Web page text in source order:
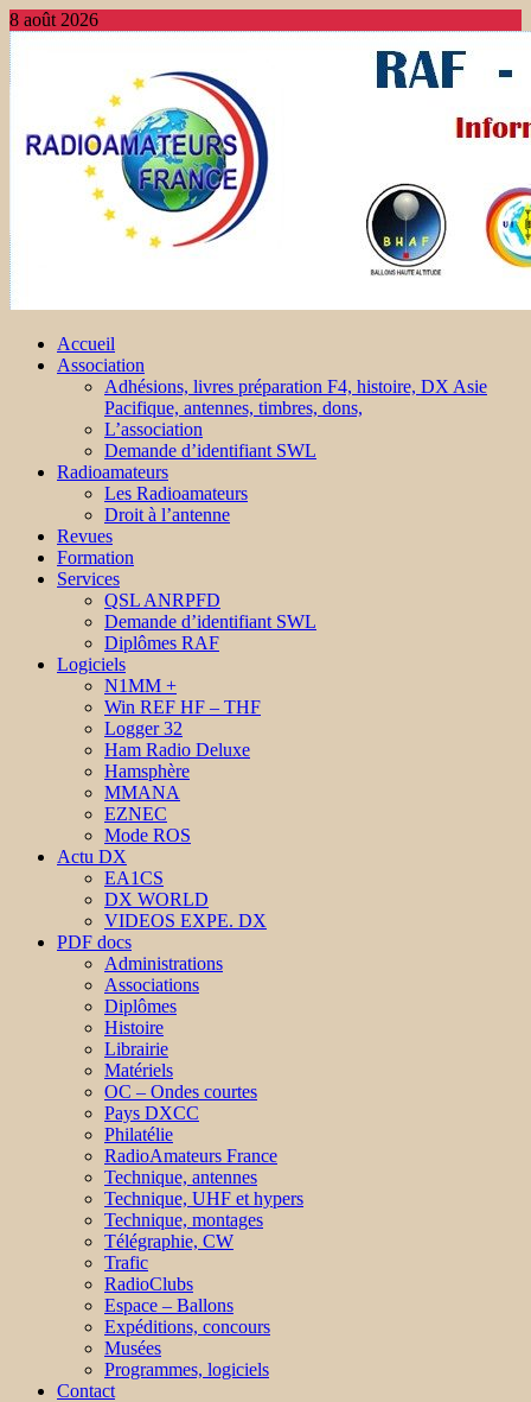
8 août 2026
Accueil
Association
Adhésions, livres préparation F4, histoire, DX Asie
Pacifique, antennes, timbres, dons,
L’association
Demande d’identifiant SWL
Radioamateurs
Les Radioamateurs
Droit à l’antenne
Revues
Formation
Services
QSL ANRPFD
Demande d’identifiant SWL
Diplômes RAF
Logiciels
N1MM +
Win REF HF – THF
Logger 32
Ham Radio Deluxe
Hamsphère
MMANA
EZNEC
Mode ROS
Actu DX
EA1CS
DX WORLD
VIDEOS EXPE. DX
PDF docs
Administrations
Associations
Diplômes
Histoire
Librairie
Matériels
OC – Ondes courtes
Pays DXCC
Philatélie
RadioAmateurs France
Technique, antennes
Technique, UHF et hypers
Technique, montages
Télégraphie, CW
Trafic
RadioClubs
Espace – Ballons
Expéditions, concours
Musées
Programmes, logiciels
Contact